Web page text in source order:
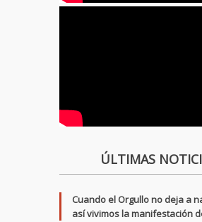
ÚLTIMAS
Cuando el Orgullo no deja a
así vivimos la manifestación